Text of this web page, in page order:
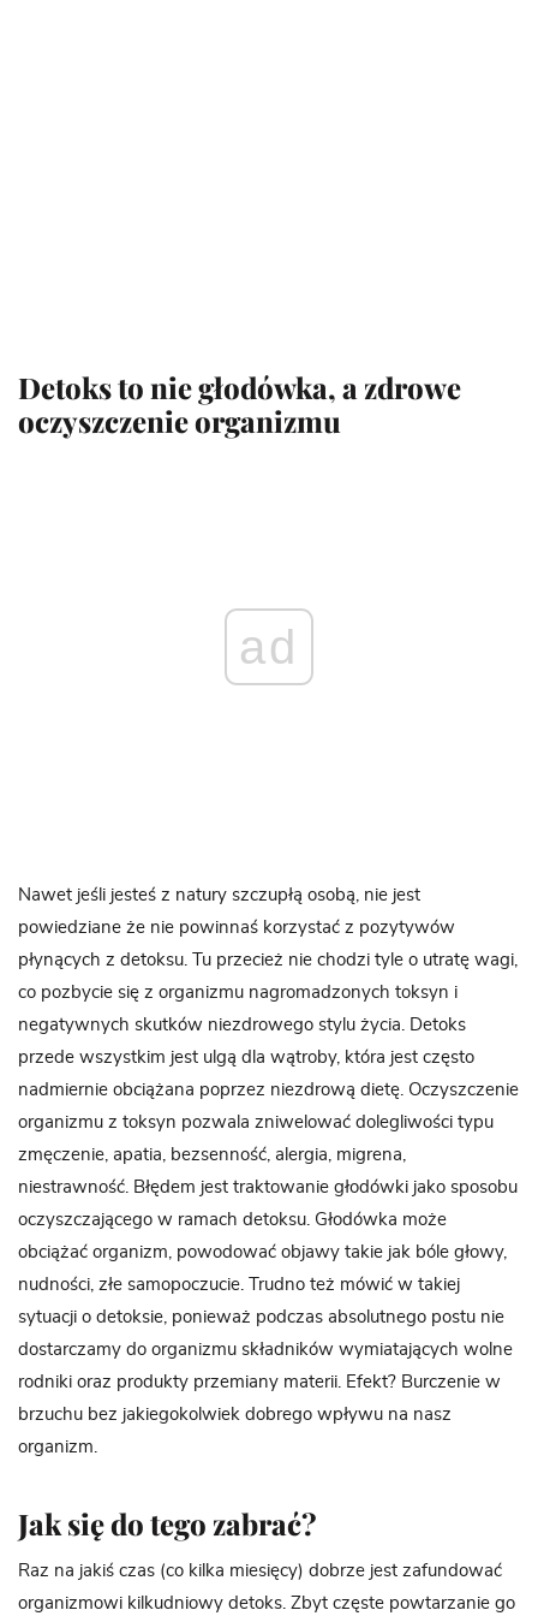
Detoks to nie głodówka, a zdrowe
oczyszczenie organizmu
ad
Nawet jeśli jesteś z natury szczupłą osobą, nie jest
powiedziane że nie powinnaś korzystać z pozytywów
płynących z detoksu. Tu przecież nie chodzi tyle o utratę wagi,
co pozbycie się z organizmu nagromadzonych toksyn i
negatywnych skutków niezdrowego stylu życia. Detoks
przede wszystkim jest ulgą dla wątroby, która jest często
nadmiernie obciążana poprzez niezdrową dietę. Oczyszczenie
organizmu z toksyn pozwala zniwelować dolegliwości typu
zmęczenie, apatia, bezsenność, alergia, migrena,
niestrawność. Błędem jest traktowanie głodówki jako sposobu
oczyszczającego w ramach detoksu. Głodówka może
obciążać organizm, powodować objawy takie jak bóle głowy,
nudności, złe samopoczucie. Trudno też mówić w takiej
sytuacji o detoksie, ponieważ podczas absolutnego postu nie
dostarczamy do organizmu składników wymiatających wolne
rodniki oraz produkty przemiany materii. Efekt? Burczenie w
brzuchu bez jakiegokolwiek dobrego wpływu na nasz
organizm.
Jak się do tego zabrać?
Raz na jakiś czas (co kilka miesięcy) dobrze jest zafundować
organizmowi kilkudniowy detoks. Zbyt częste powtarzanie go